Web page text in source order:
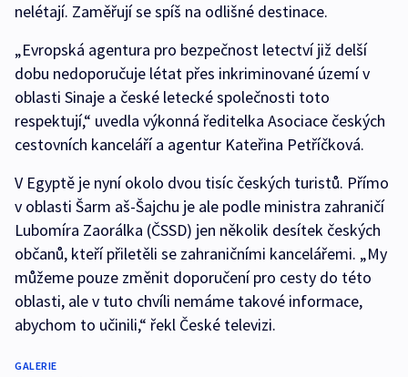
nelétají. Zaměřují se spíš na odlišné destinace.
„Evropská agentura pro bezpečnost letectví již delší
dobu nedoporučuje létat přes inkriminované území v
oblasti Sinaje a české letecké společnosti toto
respektují,“ uvedla výkonná ředitelka Asociace českých
cestovních kanceláří a agentur Kateřina Petříčková.
V Egyptě je nyní okolo dvou tisíc českých turistů. Přímo
v oblasti Šarm aš-Šajchu je ale podle ministra zahraničí
Lubomíra Zaorálka (ČSSD) jen několik desítek českých
občanů, kteří přiletěli se zahraničními kancelářemi. „My
můžeme pouze změnit doporučení pro cesty do této
oblasti, ale v tuto chvíli nemáme takové informace,
abychom to učinili,“ řekl České televizi.
GALERIE